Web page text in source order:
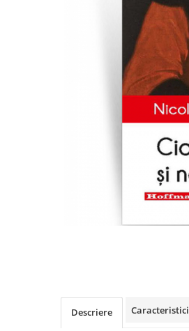
Publicistica / Reportaje / Interviuri
Descriere Caracteristici